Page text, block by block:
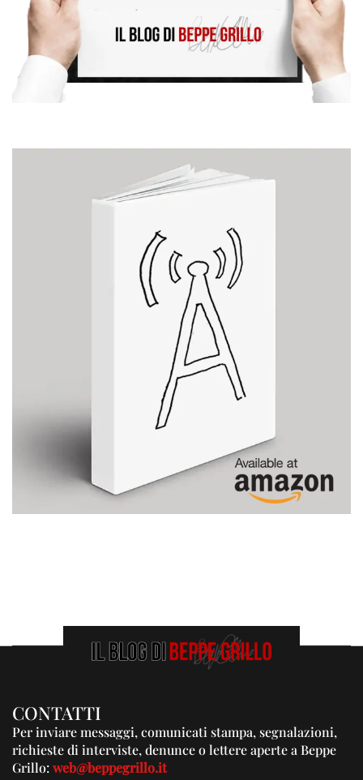
CONTATTI
Per inviare messaggi, comunicati stampa, segnalazioni,
richieste di interviste, denunce o lettere aperte a Beppe
Grillo:web@beppegrillo.it